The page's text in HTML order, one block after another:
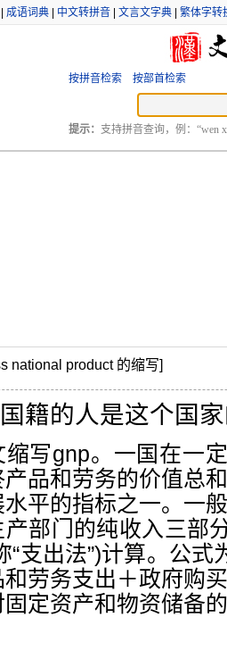
成语词典 中文转拼音 文言文字典 繁体字转
按拼音检索 按部首检索
提示： 支持拼音查询，例：“wen
national product 的缩写]
籍的人是这个国
缩写gnp。一国在一
产品和劳务的价值总
水平的指标之一。一
产部门的纯收入三部
“支出法”)计算。公
和劳务支出＋政府购
固定资产和物资储备